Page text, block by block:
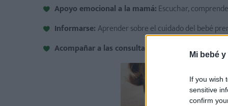
Mi bebé
If you wish
sensitive
confirm
Apoyo emocional a la mamá:Escuchar,
Informarse:Aprender sobre el cuidado del bebé
Acompañar a las consultas médicas:
Participar